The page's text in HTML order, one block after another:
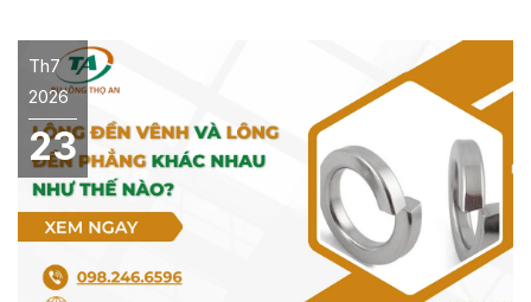
Th7
2026
23